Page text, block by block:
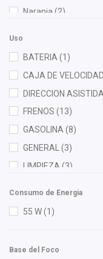
Denso(1)
DEPO (5)
Diforza(25)
Dynamik(2)
Euroespaña(2)
FAG(2)
Febi(5)
Fritec(4)
Gonher(8)
Naranja (2)
Uso
BATERIA (1)
CAJA DE
DIRECCION ASISTIDA
FRENOS (13)
GASOLINA (8)
GENERAL (3)
LIMPIEZA (3)
Consumo de Energia
55 W(1)
Base del Foco